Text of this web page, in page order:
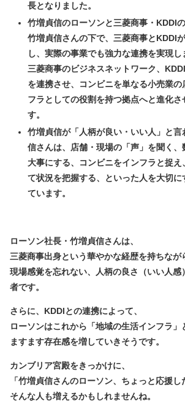
長となりました。
竹増貞信のローソンと三菱商事・KDDI
竹増貞信さんの下で、三菱商事とKDDI
し、実際の事業でも強力な連携を実現し
三菱商事のビジネスネットワーク、
を連携させ、コンビニを単なる小売業
フラとしての役割を持つ拠点へと進化さ
す。
竹増貞信が「人柄が良い・いい人」と
信さんは、店舗・現場の「声」を聞く
大事にする、コンビニをインフラと捉え
て状況を把握する、といった人を大切
ています。
ローソン社長・竹増貞信さんは、
三菱商事出身という華やかな経歴を持ちなが
現場感覚を忘れない、
人柄の良さ（いい人感）
者です。
さらに、 KDDIとの連携によって、
ローソンはこれから「地域の生活インフラ」
ますます存在感を増していきそうです。
カンブリア宮殿をきっかけに、
「竹増貞信さんのローソン、ちょっと応援し
そんな人も増えるかもしれませんね。